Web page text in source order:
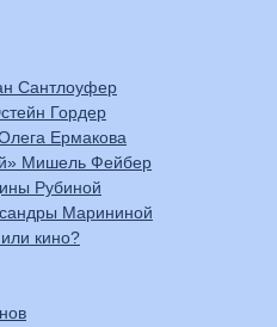
Сантлоуфер
Гордер
Ермакова
Мишель Фейбер
Рубиной
Марининой
кино?